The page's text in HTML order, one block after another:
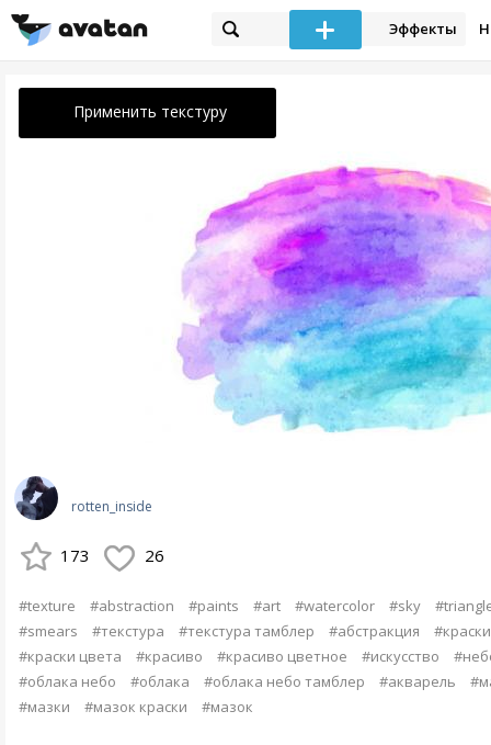
Эффекты
Применить текстуру
rotten_inside
173 26
#texture #abstraction #paints #art #watercolor #sky
#smears
#текстура #текстура тамблер #абстракция
#краски
#краски цвета
#красиво #красиво цветное #искусство
#облака небо
#облака #облака небо тамблер #акварель
#мазки
#мазок краски #мазок